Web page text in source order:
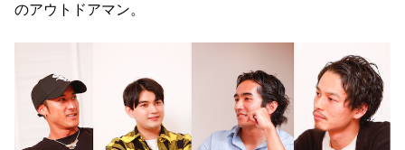
のアウトドアマン。